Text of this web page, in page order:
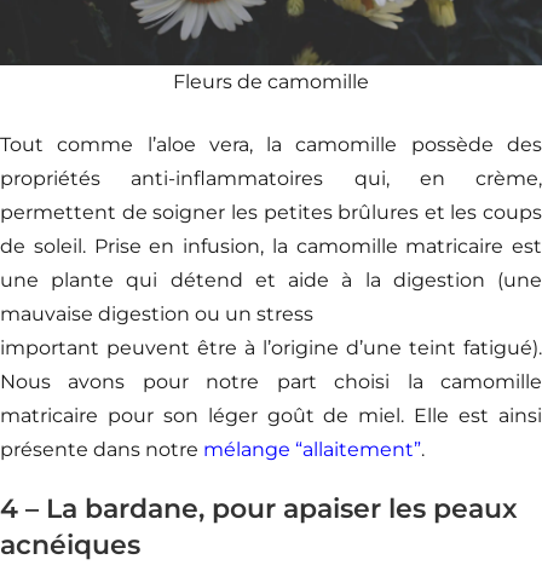
Fleurs de camomille
Tout comme l’aloe vera, la camomille possède des
propriétés anti-inflammatoires qui, en crème,
permettent de soigner les petites brûlures et les coups
de soleil. Prise en infusion, la camomille matricaire est
une plante qui détend et aide à la digestion (une
mauvaise digestion ou un stress
important peuvent être à l’origine d’une teint fatigué).
Nous avons pour notre part choisi la camomille
matricaire pour son léger goût de miel. Elle est ainsi
présente dans notre mélange “allaitement”.
4 – La bardane, pour apaiser les peaux
acnéiques